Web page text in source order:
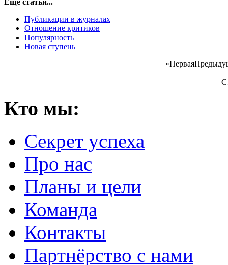
Еще статьи...
Публикации в журналах
Отношение критиков
Популярность
Новая ступень
«Первая
Кто мы:
Секрет успеха
Про нас
Планы и цели
Команда
Контакты
Партнёрство с нами